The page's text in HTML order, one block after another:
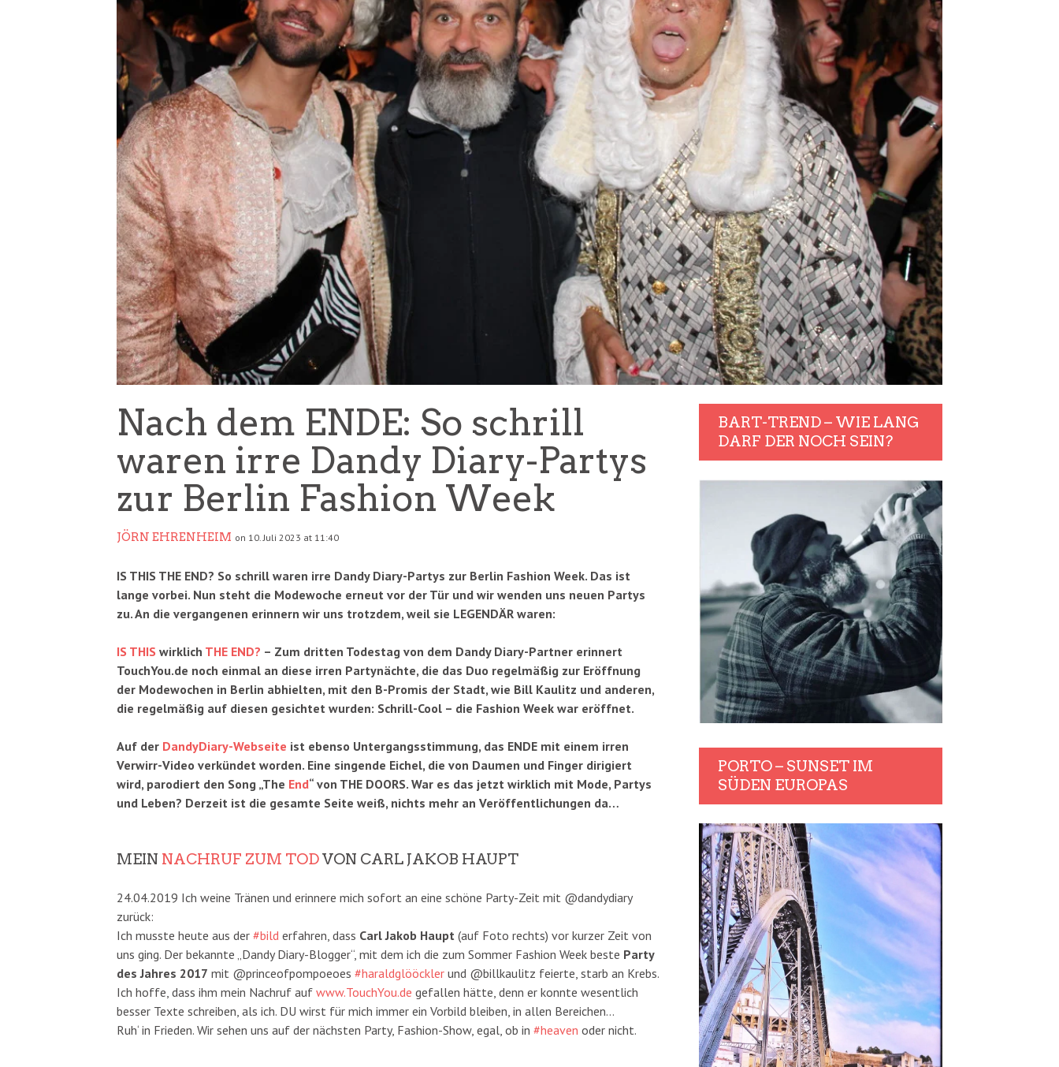
Nach dem ENDE: So schrill
waren irre Dandy Diary-Partys
zur Berlin Fashion Week
JÖRN EHRENHEIM on 10. Juli 2023 at 11:40
IS THIS THE END? So schrill waren irre Dandy Diary-Partys zur Berlin Fashion Week. Das ist
lange vorbei. Nun steht die Modewoche erneut vor der Tür und wir wenden uns neuen Partys
zu. An die vergangenen erinnern wir uns trotzdem, weil sie LEGENDÄR waren:
IS THIS wirklich THE END? – Zum dritten Todestag von dem Dandy Diary-Partner erinnert
TouchYou.de noch einmal an diese irren Partynächte, die das Duo regelmäßig zur Eröffnung
der Modewochen in Berlin abhielten, mit den B-Promis der Stadt, wie Bill Kaulitz und anderen,
die regelmäßig auf diesen gesichtet wurden: Schrill-Cool – die Fashion Week war eröffnet.
Auf der DandyDiary-Webseite ist ebenso Untergangsstimmung, das ENDE mit einem irren
Verwirr-Video verkündet worden. Eine singende Eichel, die von Daumen und Finger dirigiert
wird, parodiert den Song „The End“ von THE DOORS. War es das jetzt wirklich mit Mode, Partys
und Leben? Derzeit ist die gesamte Seite weiß, nichts mehr an Veröffentlichungen da…
MEIN NACHRUF ZUM TODVON CARL JAKOB HAUPT
24.04.2019 Ich weine Tränen und erinnere mich sofort an eine schöne Party-Zeit mit @dandydiary
zurück:
Ich musste heute aus der #bild erfahren, dass Carl Jakob Haupt (auf Foto rechts) vor kurzer Zeit von
uns ging. Der bekannte „Dandy Diary-Blogger“, mit dem ich die zum Sommer Fashion Week beste Party
des Jahres 2017 mit @princeofpompoeoes #haraldglööckler und @billkaulitz feierte, starb an Krebs.
Ich hoffe, dass ihm mein Nachruf auf www.TouchYou.de gefallen hätte, denn er konnte wesentlich
besser Texte schreiben, als ich. DU wirst für mich immer ein Vorbild bleiben, in allen Bereichen…
Ruh‘ in Frieden. Wir sehen uns auf der nächsten Party, Fashion-Show, egal, ob in #heaven oder nicht.
BART-TREND – WIE LANG
DARF DER NOCH SEIN?
PORTO – SUNSET IM
SÜDEN EUROPAS